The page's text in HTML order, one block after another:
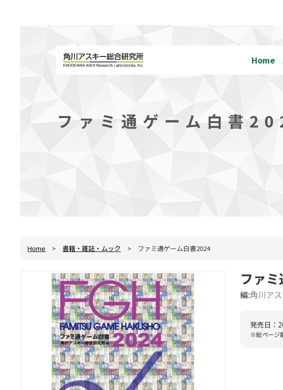
Home
ファミ通ゲーム白書
Home >書籍・雑誌・ムック > ファミ通ゲーム白書2024
ファ
編 角川ア
発売日：
※総ページ